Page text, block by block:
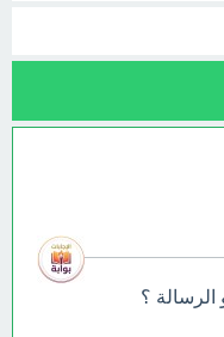
الرسالة ؟